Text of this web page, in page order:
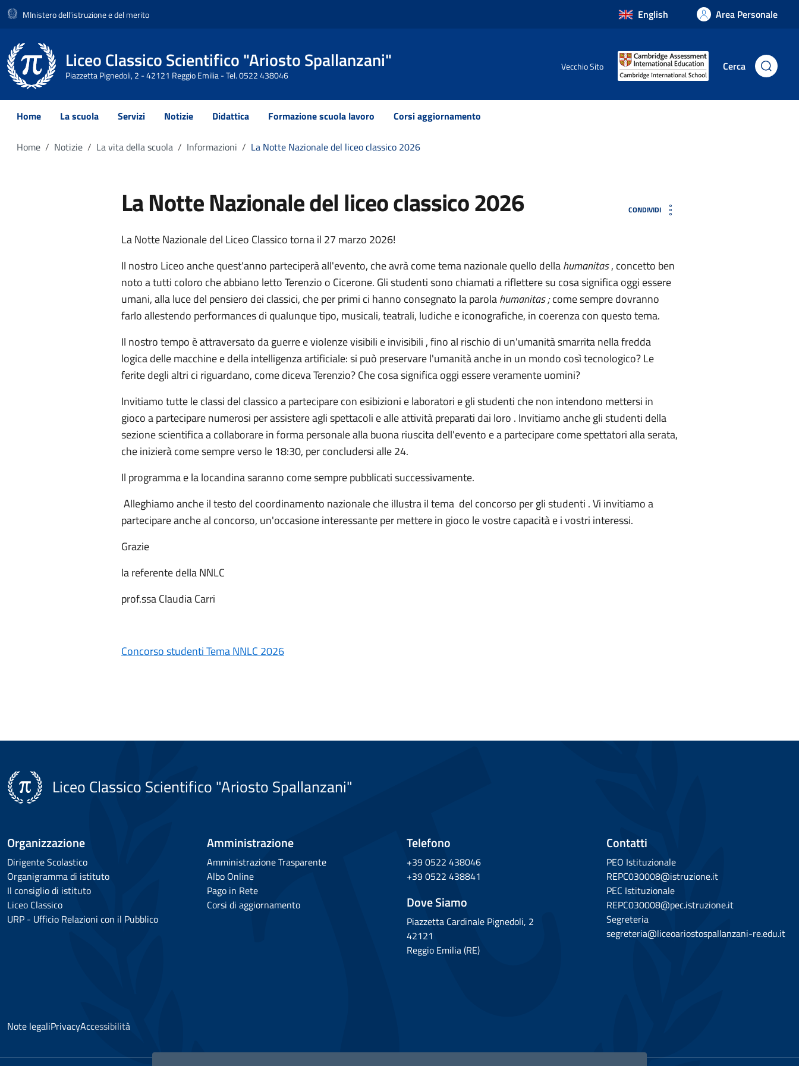
MInistero dell'istruzione e del merito English Area Personale
Liceo Classico Scientifico "Ariosto Spallanzani"
Piazzetta Pignedoli, 2 - 42121 Reggio Emilia - Tel. 0522 438046
Vecchio Sito Cerca
Home La scuola Servizi Notizie Didattica Formazione scuola lavoro Corsi aggiornamento
Home Notizie La vita della scuola Informazioni La Notte Nazionale del liceo classico 2026
La Notte Nazionale del liceo classico 2026 CONDIVIDI
La Notte Nazionale del Liceo Classico torna il 27 marzo 2026!
Il nostro Liceo anche quest'anno parteciperà all'evento, che avrà come tema nazionale quello dellahumanitas, concetto ben
noto a tutti coloro che abbiano letto Terenzio o Cicerone. Gli studenti sono chiamati a riflettere su cosa significa oggi essere
umani, alla luce del pensiero dei classici, che per primi ci hanno consegnato la parolahumanitas ;come sempre dovranno
farlo allestendo performances di qualunque tipo, musicali, teatrali, ludiche e iconografiche, in coerenza con questo tema.
Il nostro tempo è attraversato da guerre e violenze visibili e invisibili , fino al rischio di un'umanità smarrita nella fredda
logica delle macchine e della intelligenza artificiale: si può preservare l'umanità anche in un mondo così tecnologico? Le
ferite degli altri ci riguardano, come diceva Terenzio? Che cosa significa oggi essere veramente uomini?
Invitiamo tutte le classi del classico a partecipare con esibizioni e laboratori e gli studenti che non intendono mettersi in
gioco a partecipare numerosi per assistere agli spettacoli e alle attività preparati dai loro . Invitiamo anche gli studenti della
sezione scientifica a collaborare in forma personale alla buona riuscita dell'evento e a partecipare come spettatori alla serata,
che inizierà come sempre verso le 18:30, per concludersi alle 24.
Il programma e la locandina saranno come sempre pubblicati successivamente.
Alleghiamo anche il testo del coordinamento nazionale che illustra il tema del concorso per gli studenti . Vi invitiamo a
partecipare anche al concorso, un'occasione interessante per mettere in gioco le vostre capacità e i vostri interessi.
Grazie
la referente della NNLC
prof.ssa Claudia Carri
Concorso studentiTema NNLC 2026
Liceo Classico Scientifico "Ariosto Spallanzani"
Organizzazione
Dirigente Scolastico
Organigramma di istituto
Il consiglio di istituto
Liceo Classico
URP - Ufficio Relazioni con il Pubblico
Amministrazione
Amministrazione Trasparente
Albo Online
Pago in Rete
Corsi di aggiornamento
Telefono
+39 0522 438046
+39 0522 438841
Dove Siamo
Piazzetta Cardinale Pignedoli, 2
42121
Reggio Emilia (RE)
Contatti
PEO Istituzionale
REPC030008@istruzione.it
PEC Istituzionale
REPC030008@pec.istruzione.it
Segreteria
segreteria@liceoariostospallanzani-re.edu.it
Note legaliPrivacyAccessibilità